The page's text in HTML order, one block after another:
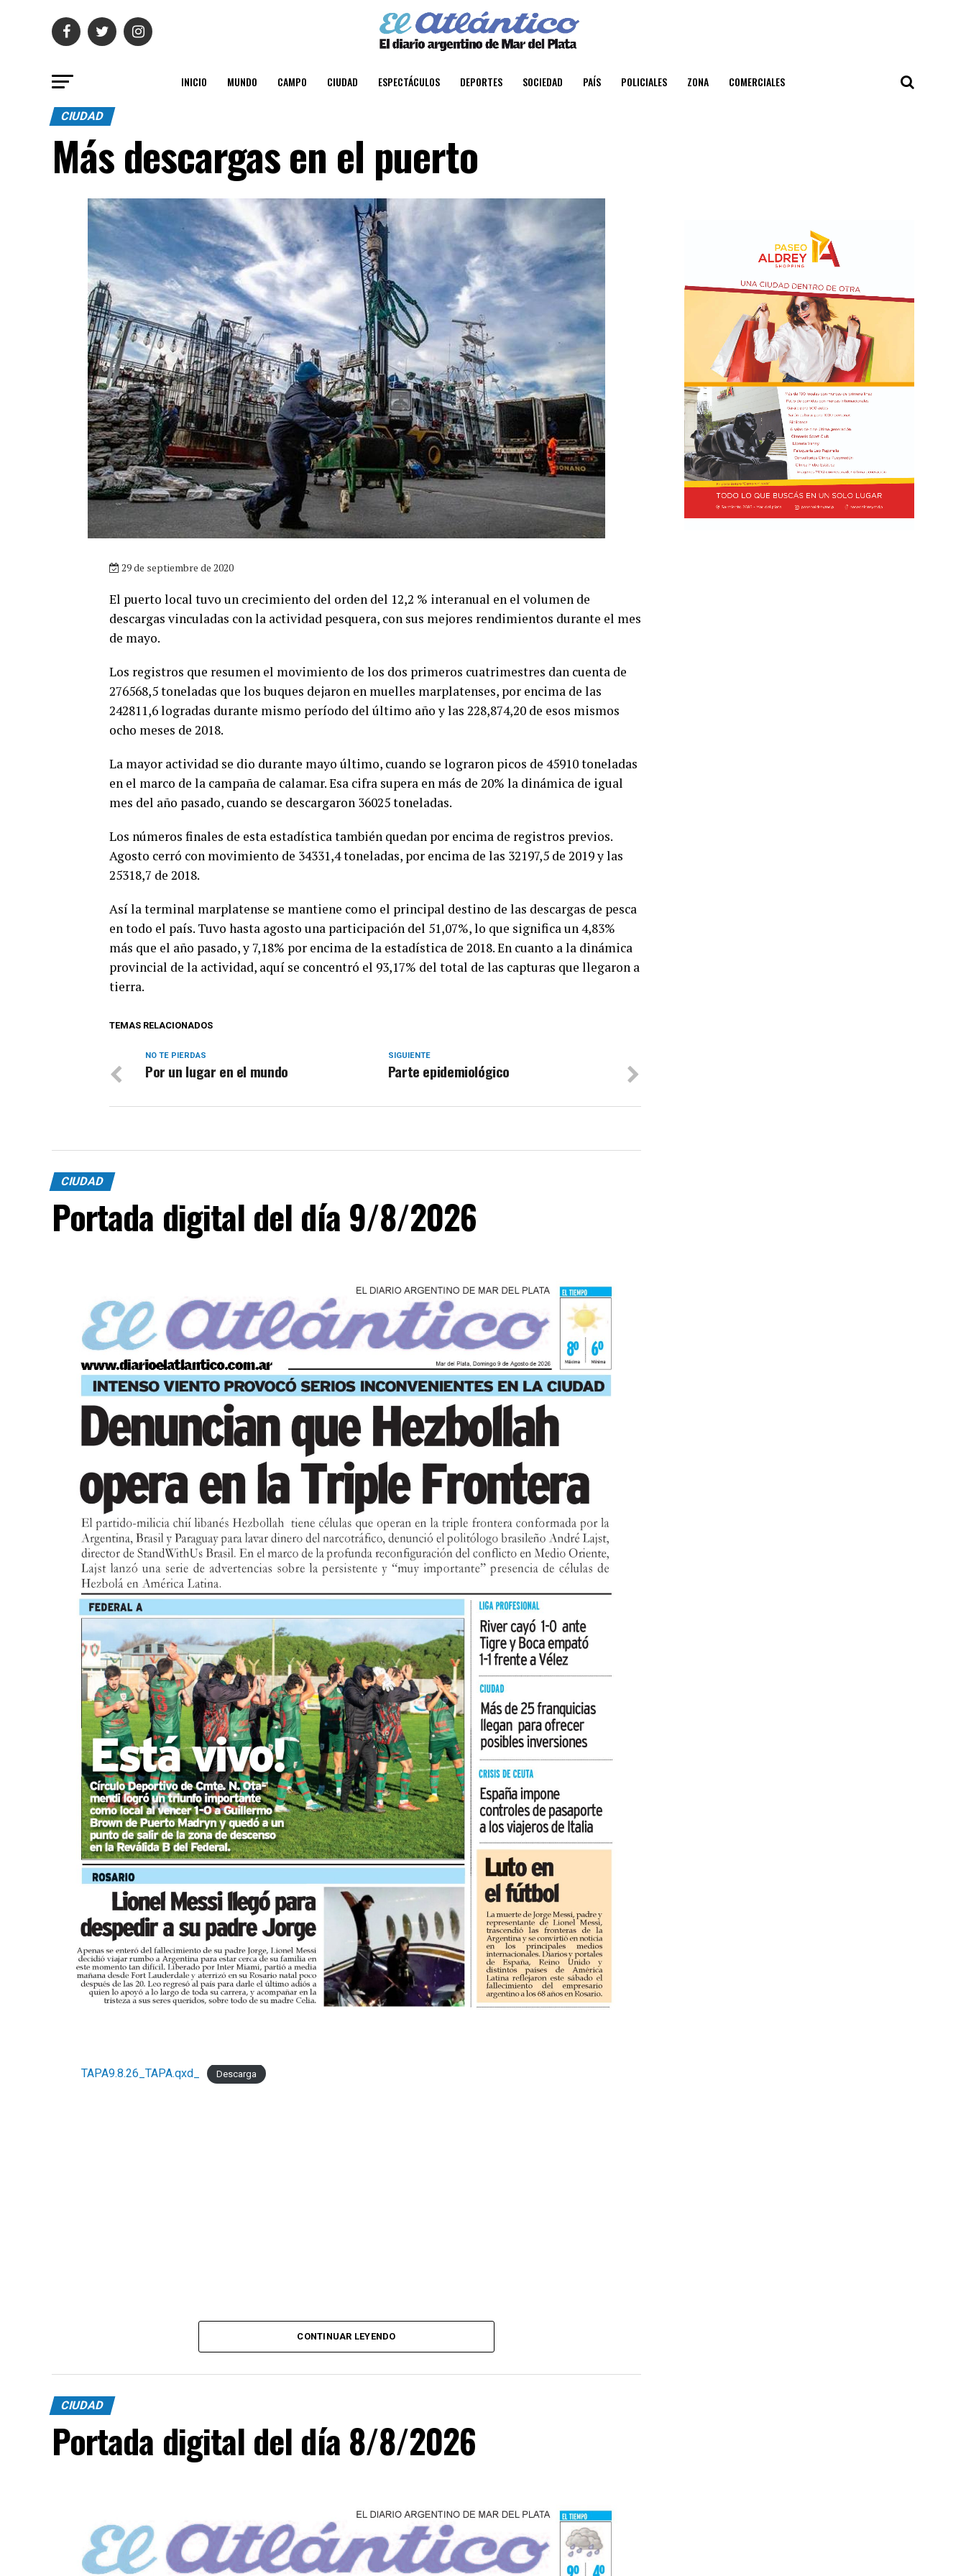
INICIO MUNDO CAMPO CIUDAD ESPECTÁCULOS DEPORTES SOCIEDAD PAÍS POLICIALES ZONA COMERCIALES
CIUDAD
Más descargas en el puerto
29 de septiembre de 2020
El puerto local tuvo un crecimiento del orden del 12,2 % interanual en el volumen de
descargas vinculadas con la actividad pesquera, con sus mejores rendimientos durante el mes
de mayo.
Los registros que resumen el movimiento de los dos primeros cuatrimestres dan cuenta de
276568,5 toneladas que los buques dejaron en muelles marplatenses, por encima de las
242811,6 logradas durante mismo período del último año y las 228,874,20 de esos mismos
ocho meses de 2018.
La mayor actividad se dio durante mayo último, cuando se lograron picos de 45910 toneladas
en el marco de la campaña de calamar. Esa cifra supera en más de 20% la dinámica de igual
mes del año pasado, cuando se descargaron 36025 toneladas.
Los números finales de esta estadística también quedan por encima de registros previos.
Agosto cerró con movimiento de 34331,4 toneladas, por encima de las 32197,5 de 2019 y las
25318,7 de 2018.
Así la terminal marplatense se mantiene como el principal destino de las descargas de pesca
en todo el país. Tuvo hasta agosto una participación del 51,07%, lo que significa un 4,83%
más que el año pasado, y 7,18% por encima de la estadística de 2018. En cuanto a la dinámica
provincial de la actividad, aquí se concentró el 93,17% del total de las capturas que llegaron a
tierra.
TEMAS RELACIONADOS
SIGUIENTE
Parte epidemiológico
NO TE PIERDAS
Por un lugar en el mundo
CIUDAD
Portada digital del día 9/8/2026
TAPA9.8.26_TAPA.qxd_ Descarga
CONTINUAR LEYENDO
CIUDAD
Portada digital del día 8/8/2026